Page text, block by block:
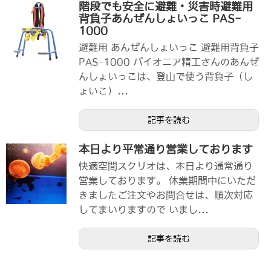
階段でも安全に避難・災害時避難用
背負子あんぜんしょいっこ PAS-
1000
避難用 あんぜんしょいっこ 避難用背負子
PAS-1000 パイオニア精工さんのあんぜ
んしょいっこは、登山で使う背負子（し
ょいこ）...
記事を読む
本日より平常通り営業しております
快適空間スクリオは、本日より通常通り
営業しております。 休業期間中にいただ
きましたご注文やお問合せは、順次対応
してまいりますので いまし...
記事を読む